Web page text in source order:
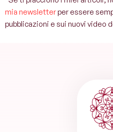
mia newsletterper essere
pubblicazioni e sui nuovi video